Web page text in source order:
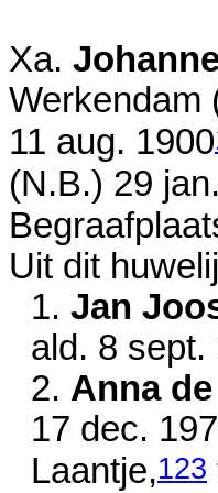
Xa.
Werkendam
11 aug. 1900
(N.B.) 29
Uit dit
1. Jan
ald. 8 sept.
2. Anna
17 dec.
Laantje,123